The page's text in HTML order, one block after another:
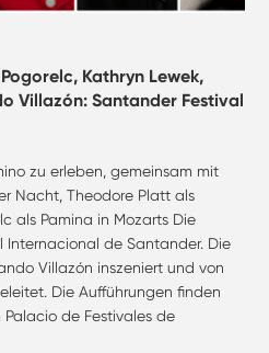
Kathryn Lewek,
Villazón: Santander Festival
zu erleben, gemeinsam mit
Nacht, Theodore Platt als
als Pamina in Mozarts Die
Internacional de Santander. Die
Villazón inszeniert und von
Die Aufführungen finden
de Festivales de